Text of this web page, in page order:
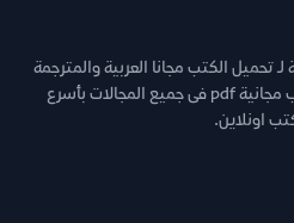
تحميل الكتب مجانا العربية والمترجمة
والروايات والقصص وغيرها من كتب مجانية pdf فى جميع المجالات بأسرع
اونلاين.